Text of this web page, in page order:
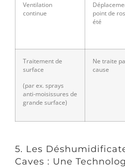
Ventilation
continue
point de
été
Traitement de
surface
(par ex. sprays
anti-moisissures de
grande surface)
Ne traite
cause
5. Les
Caves : Une